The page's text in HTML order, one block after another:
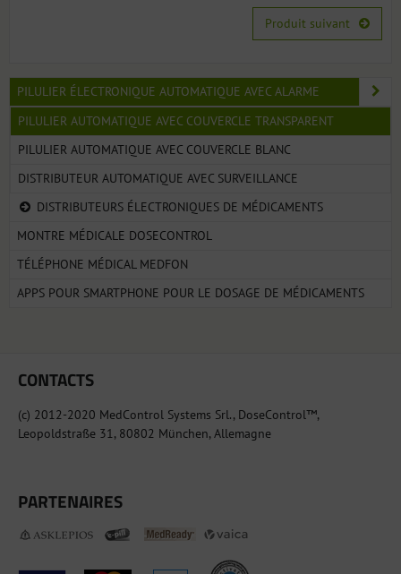
Produit suivant
PILULIER ÉLECTRONIQUE AUTOMATIQUE AVEC ALARME
PILULIER AUTOMATIQUE AVEC COUVERCLE TRANSPARENT
PILULIER AUTOMATIQUE AVEC COUVERCLE BLANC
DISTRIBUTEUR AUTOMATIQUE AVEC SURVEILLANCE
DISTRIBUTEURS ÉLECTRONIQUES DE MÉDICAMENTS
MONTRE MÉDICALE DOSECONTROL
TÉLÉPHONE MÉDICAL MEDFON
APPS POUR SMARTPHONE POUR LE DOSAGE DE MÉDICAMENTS
CONTACTS
(c) 2012-2020 MedControl Systems Srl., DoseControl™,
Leopoldstraße 31, 80802 München, Allemagne
PARTENAIRES